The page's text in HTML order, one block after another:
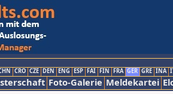
CRO CZE DEN ENG ESP FAI FIN FRA GER GRE INA
Foto-Galerie Meldekartei